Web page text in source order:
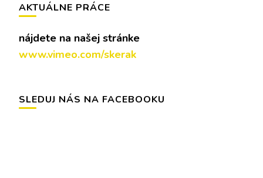
AKTUÁLNE PRÁCE
nájdete na našej stránke
www.vimeo.com/skerak
SLEDUJ NÁS NA FACEBOOKU